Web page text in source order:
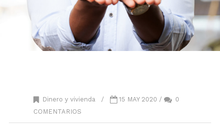
Dinero y vivienda/ 15 MAY 2020 /
0
COMENTARIOS